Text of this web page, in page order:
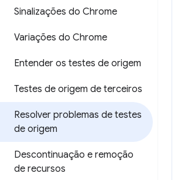
Sinalizações do Chrome
Variações do Chrome
Entender os testes de origem
Testes de origem de terceiros
Resolver problemas de testes
de origem
Descontinuação e remoção
de recursos